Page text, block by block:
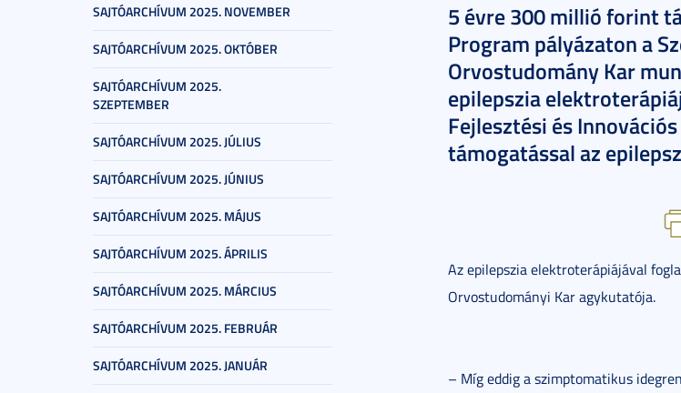
SAJTÓARCHÍVUM 2025. NOVEMBER
SAJTÓARCHÍVUM 2025. OKTÓBER
SAJTÓARCHÍVUM 2025.
SZEPTEMBER
SAJTÓARCHÍVUM 2025. JÚLIUS
SAJTÓARCHÍVUM 2025. JÚNIUS
SAJTÓARCHÍVUM 2025. MÁJUS
SAJTÓARCHÍVUM 2025. ÁPRILIS
SAJTÓARCHÍVUM 2025. MÁRCIUS
SAJTÓARCHÍVUM 2025. FEBRUÁR
SAJTÓARCHÍVUM 2025. JANUÁR
5 évre 300 millió forint
Program pályázaton a
Orvostudomány Kar
epilepszia
Fejlesztési és
támogatással az
Az epilepszia elektroterápiájával
Orvostudományi Kar agykutatója.
– Míg eddig a szimptomatikus